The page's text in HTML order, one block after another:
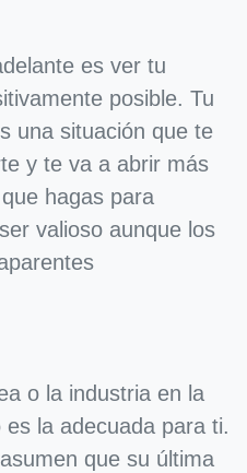
es ver tu
posible. Tu
una situación que te
y te va a abrir más
hagas para
valioso aunque los
o la industria en la
la adecuada para ti.
que su última